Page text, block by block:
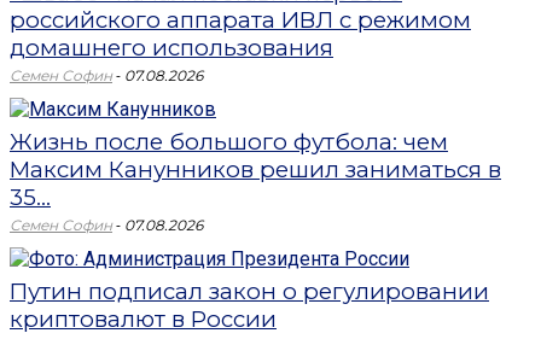
российского аппарата ИВЛ с режимом
домашнего использования
Семен Софин - 07.08.2026
Жизнь после большого футбола: чем
Максим Канунников решил заниматься в
35...
Семен Софин - 07.08.2026
Путин подписал закон о регулировании
криптовалют в России